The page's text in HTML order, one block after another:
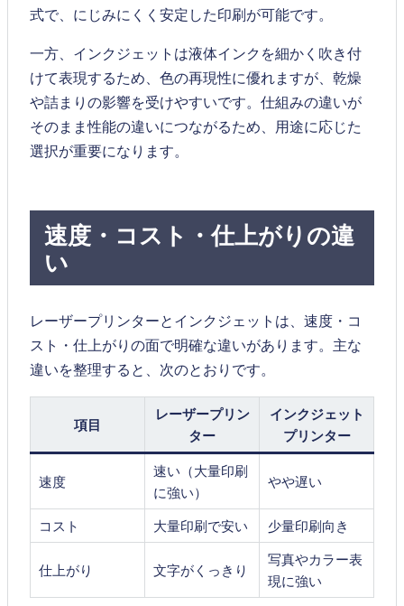
式で、にじみにくく安定した印刷が可能です。
一方、インクジェットは液体インクを細かく吹き付
けて表現するため、色の再現性に優れますが、乾燥
や詰まりの影響を受けやすいです。仕組みの違いが
そのまま性能の違いにつながるため、用途に応じた
選択が重要になります。
速度・コスト・仕上がりの違
い
レーザープリンターとインクジェットは、速度・コ
スト・仕上がりの面で明確な違いがあります。主な
違いを整理すると、次のとおりです。
項目
レーザープリン
ター
インクジェット
プリンター
速度
速い（大量印刷
に強い）
やや遅い
コスト 大量印刷で安い 少量印刷向き
仕上がり 文字がくっきり
写真やカラー表
現に強い